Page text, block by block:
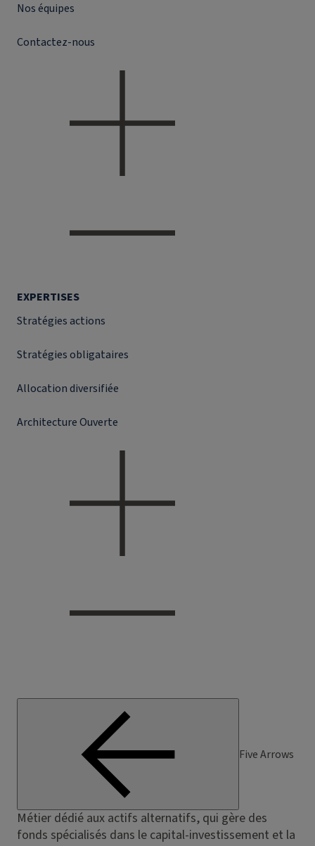
Nos équipes
Contactez-nous
EXPERTISES
Stratégies actions
Stratégies obligataires
Allocation diversifiée
Architecture Ouverte
Five Arrows
Métier dédié aux actifs alternatifs, qui gère des
fonds spécialisés dans le capital-investissement et la